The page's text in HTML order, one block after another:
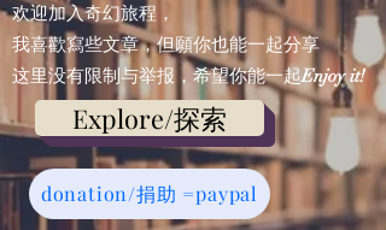
Explore/探索
欢迎加入奇幻旅程，
我喜歡寫些文章，但願你也能一起分享
这里没有限制与举报，希望你能一起Enjoy it!
donation/捐助 =paypal